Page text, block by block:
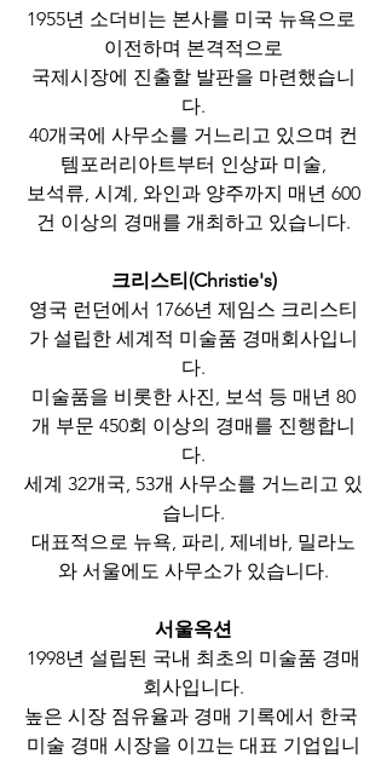
1955년 소더비는 본사를 미국 뉴욕으로
이전하며 본격적으로
국제시장에 진출할 발판을 마련했습니
다.
40개국에 사무소를 거느리고 있으며 컨
템포러리아트부터 인상파 미술,
보석류, 시계, 와인과 양주까지 매년 600
건 이상의 경매를 개최하고 있습니다.
크리스티(Christie's)
영국 런던에서 1766년 제임스 크리스티
가 설립한 세계적 미술품 경매회사입니
다.
미술품을 비롯한 사진, 보석 등 매년 80
개 부문 450회 이상의 경매를 진행합니
다.
세계 32개국, 53개 사무소를 거느리고 있
습니다.
대표적으로 뉴욕, 파리, 제네바, 밀라노
와 서울에도 사무소가 있습니다.
서울옥션
1998년 설립된 국내 최초의 미술품 경매
회사입니다.
높은 시장 점유율과 경매 기록에서 한국
미술 경매 시장을 이끄는 대표 기업입니